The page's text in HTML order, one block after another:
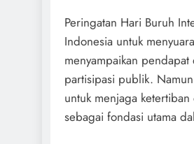
Peringatan Hari Buruh
Indonesia untuk
menyampaikan
partisipasi publik.
untuk menjaga
sebagai fondasi utama